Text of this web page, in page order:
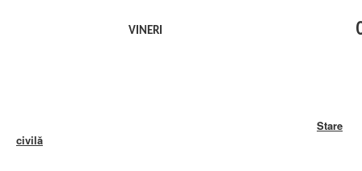
VINERI
Stare
civilă